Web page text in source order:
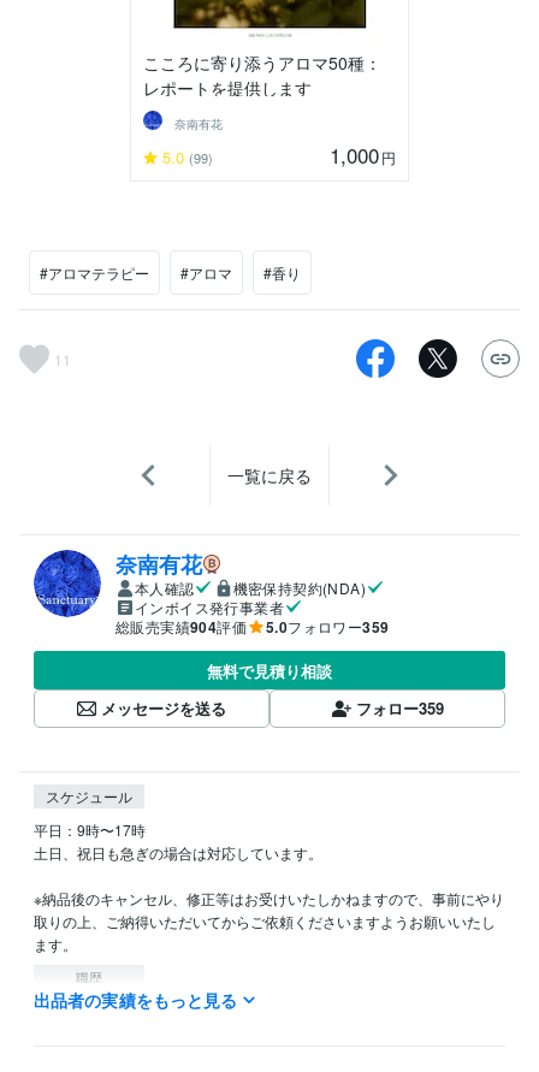
こころに寄り添うアロマ50種：
レポートを提供します
奈南有花
5.0 (99) 1,000円
#アロマテラピー #アロマ #香り
11
一覧に戻る
奈南有花
本人確認
機密保持契約(NDA)
インボイス発行事業者
総販売実績904評価 5.0フォロワー359
無料で見積り相談
メッセージを送る
フォロー359
スケジュール
平日：9時〜17時
土日、祝日も急ぎの場合は対応しています。
※納品後のキャンセル、修正等はお受けいたしかねますので、事前にやり
取りの上、ご納得いただいてからご依頼くださいますようお願いいたし
ます。
職歴
国家公務員 1994年3月 ~ 2012年9月
WEBライター 2016年12月 ~ 現在
出品者の実績をもっと見る